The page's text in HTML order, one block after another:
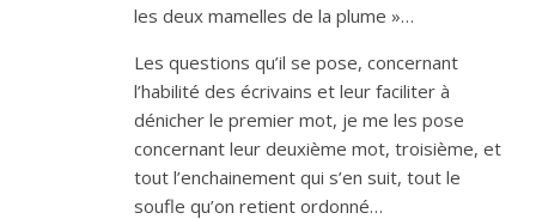
les deux mamelles de la plume »…
Les questions qu’il se pose, concernant
l’habilité des écrivains et leur faciliter à
dénicher le premier mot, je me les pose
concernant leur deuxième mot, troisième, et
tout l’enchainement qui s’en suit, tout le
soufle qu’on retient ordonné…